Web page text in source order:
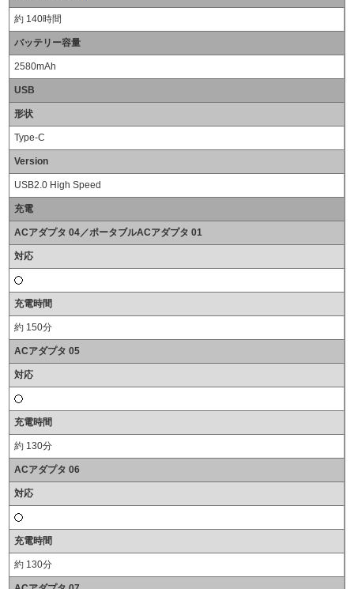
約 140時間
バッテリー容量
2580mAh
USB
形状
Type-C
Version
USB2.0 High Speed
充電
ACアダプタ 04／ポータブルACアダプタ 01
対応
充電時間
約 150分
ACアダプタ 05
対応
充電時間
約 130分
ACアダプタ 06
対応
充電時間
約 130分